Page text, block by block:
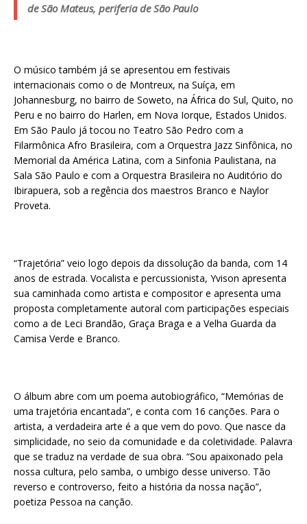
de São Mateus, periferia de São Paulo
O músico também já se apresentou em festivais
internacionais como o de Montreux, na Suíça, em
Johannesburg, no bairro de Soweto, na África do Sul, Quito, no
Peru e no bairro do Harlen, em Nova Iorque, Estados Unidos.
Em São Paulo já tocou no Teatro São Pedro com a
Filarmônica Afro Brasileira, com a Orquestra Jazz Sinfônica, no
Memorial da América Latina, com a Sinfonia Paulistana, na
Sala São Paulo e com a Orquestra Brasileira no Auditório do
Ibirapuera, sob a regência dos maestros Branco e Naylor
Proveta.
“Trajetória” veio logo depois da dissolução da banda, com 14
anos de estrada. Vocalista e percussionista, Yvison apresenta
sua caminhada como artista e compositor e apresenta uma
proposta completamente autoral com participações especiais
como a de Leci Brandão, Graça Braga e a Velha Guarda da
Camisa Verde e Branco.
O álbum abre com um poema autobiográfico, “Memórias de
uma trajetória encantada”, e conta com 16 canções. Para o
artista, a verdadeira arte é a que vem do povo. Que nasce da
simplicidade, no seio da comunidade e da coletividade. Palavra
que se traduz na verdade de sua obra. “Sou apaixonado pela
nossa cultura, pelo samba, o umbigo desse universo. Tão
reverso e controverso, feito a história da nossa nação”,
poetiza Pessoa na canção.